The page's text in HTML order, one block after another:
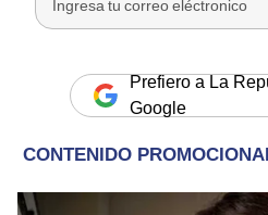
Prefiero a La
Google